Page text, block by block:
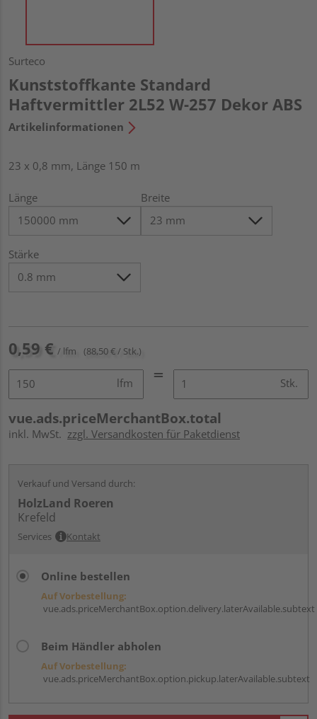
Surteco
Kunststoffkante Standard
Haftvermittler 2L52 W-257 Dekor ABS
Artikelinformationen
23 x 0,8 mm, Länge 150 m
Länge Breite
Stärke
0,59 € / lfm (88,50 € / Stk.)
lfm Stk.
vue.ads.priceMerchantBox.total
inkl. MwSt. zzgl. Versandkosten für Paketdienst
Verkauf und Versand durch:
HolzLand Roeren
Krefeld
Services Kontakt
Online bestellen
Auf Vorbestellung:
vue.ads.priceMerchantBox.option.delivery.laterAvailable.subtext
Beim Händler abholen
Auf Vorbestellung:
vue.ads.priceMerchantBox.option.pickup.laterAvailable.subtext